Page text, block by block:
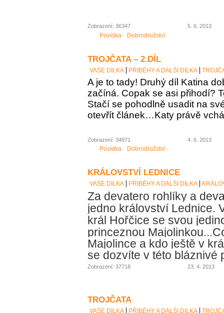
Zobrazení: 36347 5. 6. 2013
Povídka Dobrodružství
TROJČATA – 2.DÍL
VAŠE DÍLKA PŘÍBĚHY A DALŠÍ DÍLKA
A je to tady! Druhý díl Katina
začíná. Copak se asi přihodí?
Stačí se pohodlně usadit na
otevřít článek…Katy právě
Zobrazení: 34971 4. 6. 2013
Povídka Dobrodružství
KRÁLOVSTVÍ LEDNICE
VAŠE DÍLKA PŘÍBĚHY A DALŠÍ DÍLKA
Za devatero rohlíky a
jedno království Lednice.
král Hořčice se svou
princeznou Majolinkou...
Majolince a kdo ještě v
se dozvíte v této bláznivé
Zobrazení: 37718 23. 4. 2013
TROJČATA
VAŠE DÍLKA PŘÍBĚHY A DALŠÍ DÍLKA